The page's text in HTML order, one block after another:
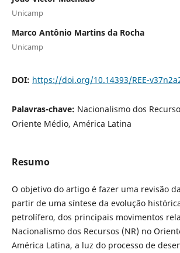
Unicamp
Marco Antônio Martins da Rocha
Unicamp
DOI: https://doi.org/10.14393/REE-
Palavras-chave: Nacionalismo dos
Oriente Médio, América Latina
Resumo
O objetivo do artigo é fazer uma revisão
partir de uma síntese da evolução
petrolífero, dos principais movimentos
Nacionalismo dos Recursos (NR) no
América Latina, a luz do processo de